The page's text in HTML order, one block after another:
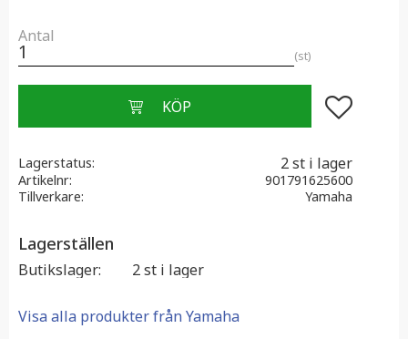
Antal
st
Lägg till i
Lagerstatus 2 st i lager
Artikelnr
901791625600
Tillverkare
Yamaha
Lagerställen
Butikslager 2 st i lager
Visa alla produkter från Yamaha